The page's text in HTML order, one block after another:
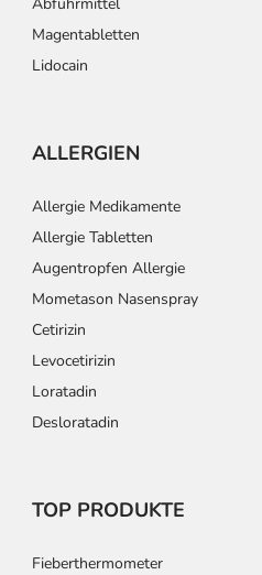
Magentabletten
Lidocain
ALLERGIEN
Allergie Medikamente
Allergie Tabletten
Augentropfen Allergie
Mometason Nasenspray
Cetirizin
Levocetirizin
Loratadin
Desloratadin
TOP PRODUKTE
Fieberthermometer